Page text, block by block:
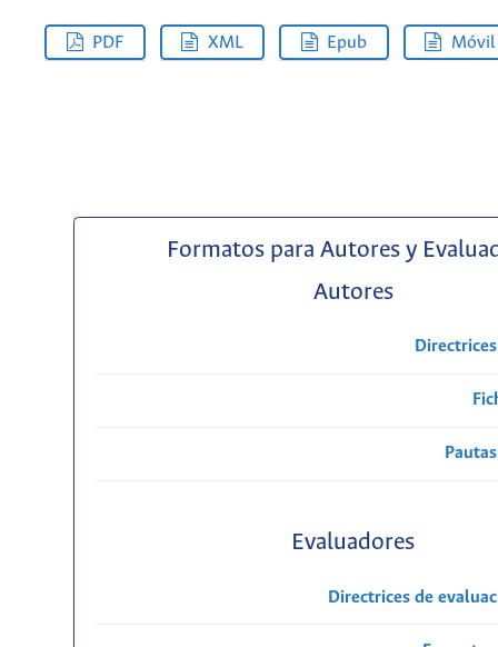
PDF XML Epub Móvil
Formatos para Autores y
Autores
Evaluadores
Directrices de